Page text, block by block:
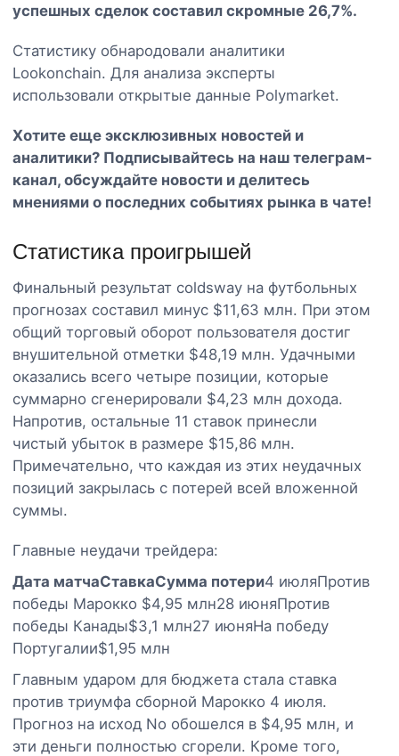
успешных сделок составил скромные 26,7%.
Статистику обнародовали аналитики
Lookonchain. Для анализа эксперты
использовали открытые данные Polymarket.
Хотите еще эксклюзивных новостей и
аналитики? Подписывайтесь на наш телеграм-
канал, обсуждайте новости и делитесь
мнениями о последних событиях рынка в чате!
Статистика проигрышей
Финальный результат coldsway на футбольных
прогнозах составил минус $11,63 млн. При этом
общий торговый оборот пользователя достиг
внушительной отметки $48,19 млн. Удачными
оказались всего четыре позиции, которые
суммарно сгенерировали $4,23 млн дохода.
Напротив, остальные 11 ставок принесли
чистый убыток в размере $15,86 млн.
Примечательно, что каждая из этих неудачных
позиций закрылась с потерей всей вложенной
суммы.
Главные неудачи трейдера:
Дата матчаСтавкаСумма потери4 июляПротив
победы Марокко $4,95 млн28 июняПротив
победы Канады$3,1 млн27 июняНа победу
Португалии$1,95 млн
Главным ударом для бюджета стала ставка
против триумфа сборной Марокко 4 июля.
Прогноз на исход No обошелся в $4,95 млн, и
эти деньги полностью сгорели. Кроме того,